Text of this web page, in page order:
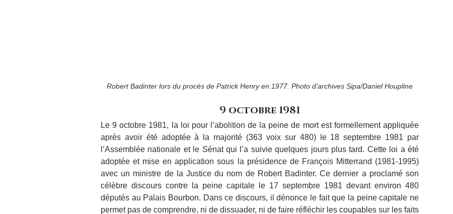
Robert Badinter lors du procès de Patrick Henry en 1977. Photo d'archives Sipa/Daniel Houpline
9 octobre 1981
Le 9 octobre 1981, la loi pour l’abolition de la peine de mort est formellement appliquée
après avoir été adoptée à la majorité (363 voix sur 480) le 18 septembre 1981 par
l’Assemblée nationale et le Sénat qui l’a suivie quelques jours plus tard. Cette loi a été
adoptée et mise en application sous la présidence de François Mitterrand (1981-1995)
avec un ministre de la Justice du nom de Robert Badinter. Ce dernier a proclamé son
célèbre discours contre la peine capitale le 17 septembre 1981 devant environ 480
députés au Palais Bourbon. Dans ce discours, il dénonce le fait que la peine capitale ne
permet pas de comprendre, ni de dissuader, ni de faire réfléchir les coupables sur les faits